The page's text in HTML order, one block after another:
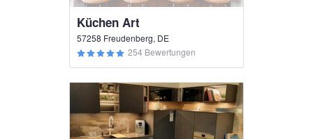
Küchen Art
57258 Freudenberg, DE
254 Bewertungen